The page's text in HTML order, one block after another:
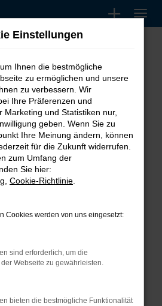
CUPRA Terramar
für Dorsten
für
für eine CUPRA
in Dorsten
Einstellungen
Ihnen die bestmögliche
zu ermöglichen und unsere
zu verbessern. Wir
Ihre Präferenzen und
Marketing und Statistiken nur,
geben. Wenn Sie zu
Ihre Meinung ändern, können
für die Zukunft widerrufen.
zum Umfang der
Sie hier:
Cookie-Richtlinie
Cookies werden von uns eingesetzt:
sind erforderlich, um die
Webseite zu gewährleisten.
bieten die bestmögliche Funktionalität